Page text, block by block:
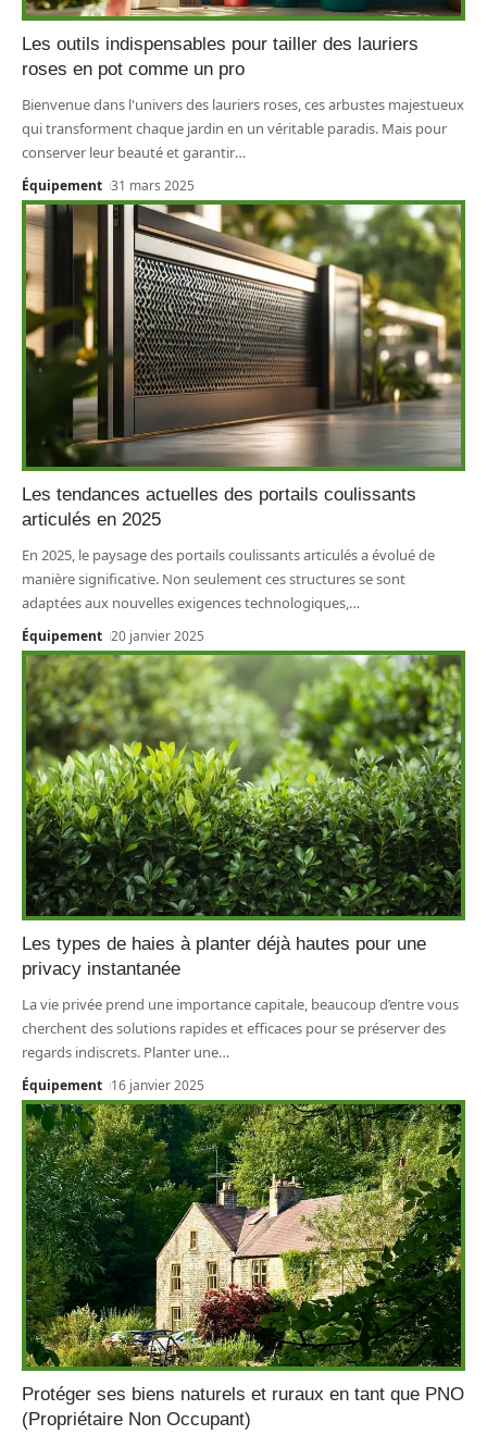
Les outils indispensables pour tailler des lauriers
roses en pot comme un pro
Bienvenue dans l'univers des lauriers roses, ces arbustes majestueux
qui transforment chaque jardin en un véritable paradis. Mais pour
conserver leur beauté et garantir…
Équipement 31 mars 2025
Les tendances actuelles des portails coulissants
articulés en 2025
En 2025, le paysage des portails coulissants articulés a évolué de
manière significative. Non seulement ces structures se sont
adaptées aux nouvelles exigences technologiques, …
Équipement 20 janvier 2025
Les types de haies à planter déjà hautes pour une
privacy instantanée
La vie privée prend une importance capitale, beaucoup d’entre vous
cherchent des solutions rapides et efficaces pour se préserver des
regards indiscrets. Planter une…
Équipement 16 janvier 2025
Protéger ses biens naturels et ruraux en tant que PNO
(Propriétaire Non Occupant)